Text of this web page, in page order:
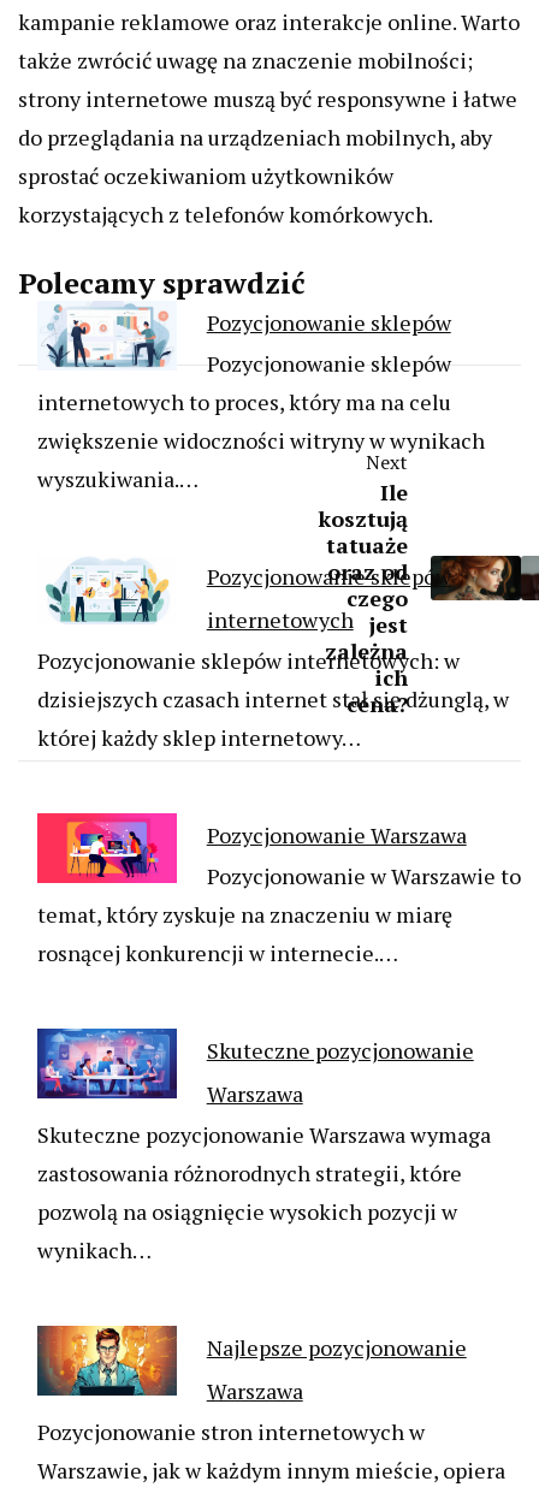
kampanie reklamowe oraz interakcje online. Warto
także zwrócić uwagę na znaczenie mobilności;
strony internetowe muszą być responsywne i łatwe
do przeglądania na urządzeniach mobilnych, aby
sprostać oczekiwaniom użytkowników
korzystających z telefonów komórkowych.
Polecamy sprawdzić
Pozycjonowanie sklepów
Pozycjonowanie sklepów
internetowych to proces, który ma na celu
zwiększenie widoczności witryny w wynikach
wyszukiwania.…
Pozycjonowanie sklepów
internetowych
Pozycjonowanie sklepów internetowych: w
dzisiejszych czasach internet stał się dżunglą, w
której każdy sklep internetowy…
Pozycjonowanie Warszawa
Pozycjonowanie w Warszawie to
temat, który zyskuje na znaczeniu w miarę
rosnącej konkurencji w internecie.…
Skuteczne pozycjonowanie
Warszawa
Skuteczne pozycjonowanie Warszawa wymaga
zastosowania różnorodnych strategii, które
pozwolą na osiągnięcie wysokich pozycji w
wynikach…
Najlepsze pozycjonowanie
Warszawa
Pozycjonowanie stron internetowych w
Warszawie, jak w każdym innym mieście, opiera
Next
Ile
kosztują
tatuaże
oraz od
czego
jest
zależna
ich
cena?